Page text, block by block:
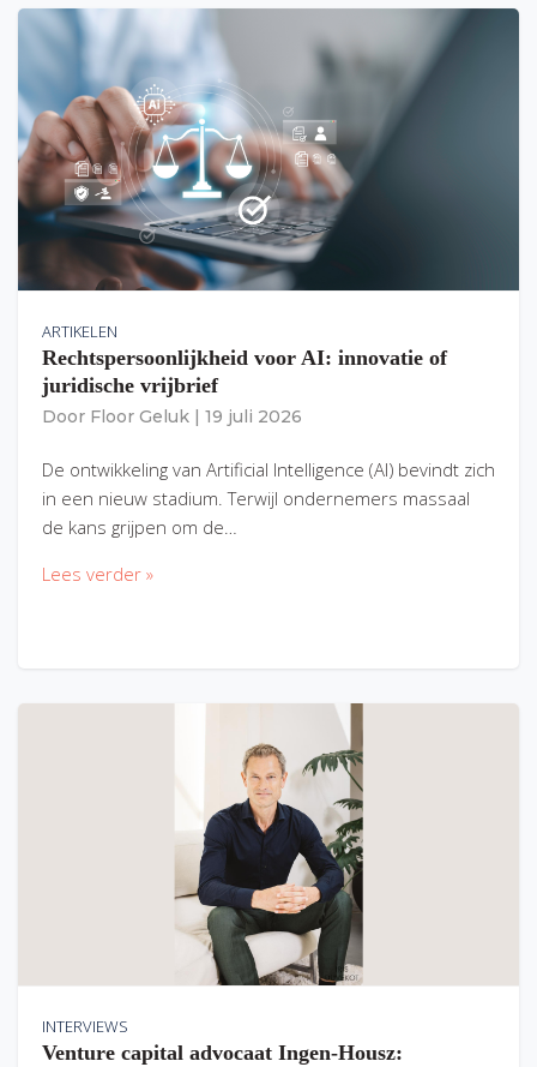
ARTIKELEN
Rechtspersoonlijkheid voor AI: innovatie of
juridische vrijbrief
Door Floor Geluk 19 juli 2026
De ontwikkeling van Artificial Intelligence (AI) bevindt zich
in een nieuw stadium. Terwijl ondernemers massaal
de kans grijpen om de…
Lees verder »
INTERVIEWS
Venture capital advocaat Ingen-Housz: